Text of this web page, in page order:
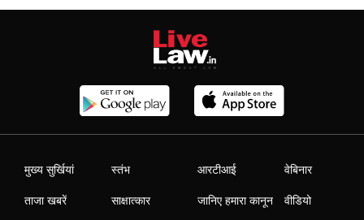
मुख्य सुर्खियां
ताजा खबरें
स्तंभ
साक्षात्कार
आरटीआई
जानिए हमारा कानून
वेबिनार
वीडियो